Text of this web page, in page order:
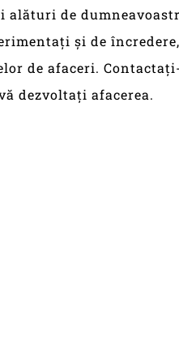
alături de
și de
de afaceri.
dezvoltați afacerea.